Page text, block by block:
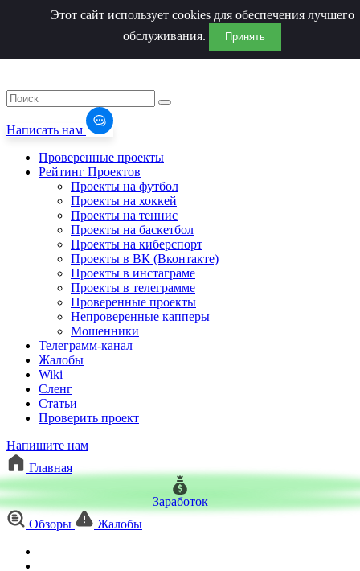
Написать нам
Проверенные проекты
Рейтинг Проектов
Проекты на футбол
Проекты на хоккей
Проекты на теннис
Проекты на баскетбол
Проекты на киберспорт
Проекты в ВК (Вконтакте)
Проекты в инстаграме
Проекты в телеграмме
Проверенные проекты
Непроверенные капперы
Мошенники
Телеграмм-канал
Жалобы
Wiki
Сленг
Статьи
Проверить проект
Напишите нам
Главная
Заработок
Обзоры
Жалобы
Этот сайт использует cookies для обеспечения лучшего
обслуживания.
Принять